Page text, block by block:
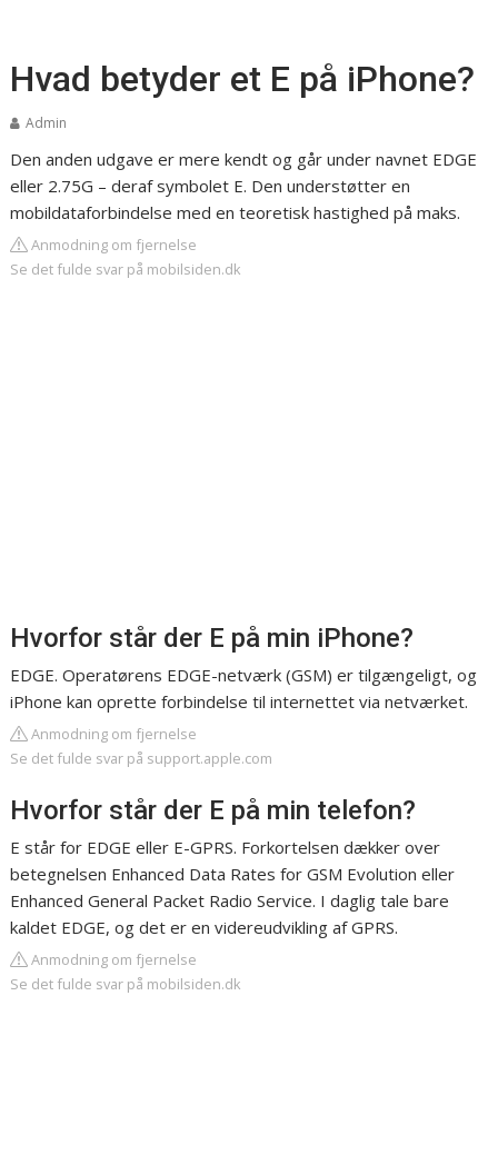
Hvad betyder et E på iPhone?
Admin
Den anden udgave er mere kendt og går under navnet EDGE
eller 2.75G – deraf symbolet E. Den understøtter en
mobildataforbindelse med en teoretisk hastighed på maks.
Anmodning om fjernelse
Se det fulde svar på mobilsiden.dk
Hvorfor står der E på min iPhone?
EDGE. Operatørens EDGE-netværk (GSM) er tilgængeligt, og
iPhone kan oprette forbindelse til internettet via netværket.
Anmodning om fjernelse
Se det fulde svar på support.apple.com
Hvorfor står der E på min telefon?
E står for EDGE eller E-GPRS. Forkortelsen dækker over
betegnelsen Enhanced Data Rates for GSM Evolution eller
Enhanced General Packet Radio Service. I daglig tale bare
kaldet EDGE, og det er en videreudvikling af GPRS.
Anmodning om fjernelse
Se det fulde svar på mobilsiden.dk